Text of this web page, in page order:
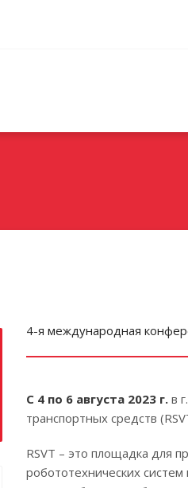
4-я международная
С 4 по 6 августа 2023 г. в
транспортных средств
RSVT – это площадка для
робототехнических